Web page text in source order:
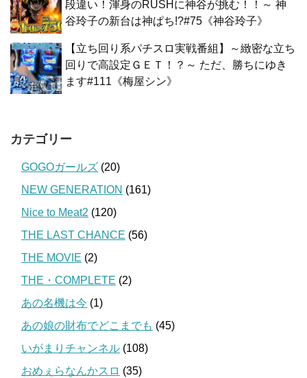
段違い！渾身のRUSHに神谷が挑む！！～ 神
谷玲子の新台は神ぱち!?#75《神谷玲子》
【立ち回り系パチスロ実戦番組】～緻密な立ち
回りで高設定ＧＥＴ！？～ ただ、勝ちにゆき
ます#111《梅屋シン》
カテゴリー
GOGOガールズ (20)
NEW GENERATION (161)
Nice to Meat2 (120)
THE LAST CHANCE (56)
THE MOVIE (2)
THE・COMPLETE (2)
あの名機は今 (1)
あの娘の財布でどこまでも (45)
いがまりチャンネル (108)
おめぇらなんかスロ (35)